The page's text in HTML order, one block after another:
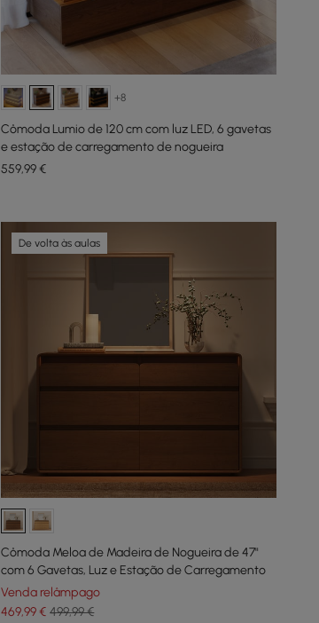
+8
Cômoda Lumio de 120 cm com luz LED, 6 gavetas
e estação de carregamento de nogueira
559,99€
De volta às aulas
Cômoda Meloa de Madeira de Nogueira de 47"
com 6 Gavetas, Luz e Estação de Carregamento
Venda relâmpago
469,99€ 499,99 €